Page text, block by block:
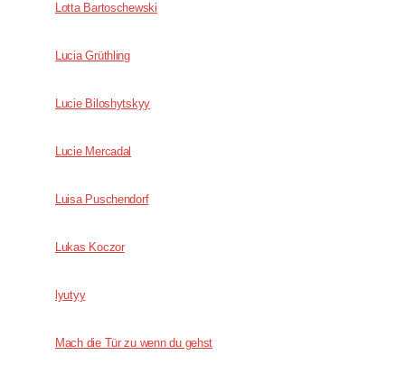
Lotta Bartoschewski
Lucia Grüthling
Lucie Biloshytskyy
Lucie Mercadal
Luisa Puschendorf
Lukas Koczor
lyutyy
Mach die Tür zu wenn du gehst